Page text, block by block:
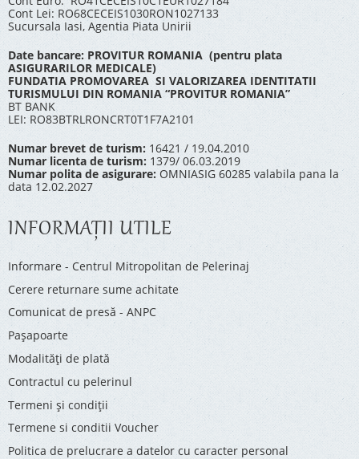
Cont Lei: RO68CECEIS1030RON1027133
Sucursala Iasi, Agentia Piata Unirii
Date bancare: PROVITUR ROMANIA (pentru plata
ASIGURARILOR MEDICALE)
FUNDATIA PROMOVAREA SI VALORIZAREA IDENTITATII
TURISMULUI DIN ROMANIA “PROVITUR ROMANIA”
BT BANK
LEI: RO83BTRLRONCRT0T1F7A2101
Numar brevet de turism: 16421 / 19.04.2010
Numar licenta de turism: 1379/ 06.03.2019
Numar polita de asigurare: OMNIASIG 60285 valabila pana la
data 12.02.2027
INFORMAŢII UTILE
Informare - Centrul Mitropolitan de Pelerinaj
Cerere returnare sume achitate
Comunicat de presă - ANPC
Pașapoarte
Modalități de plată
Contractul cu pelerinul
Termeni și condiții
Termene si conditii Voucher
Politica de prelucrare a datelor cu caracter personal